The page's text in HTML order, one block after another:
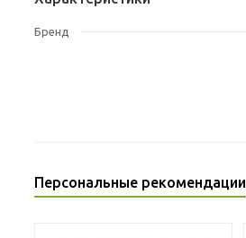
Бренд
Персональные рекомендации